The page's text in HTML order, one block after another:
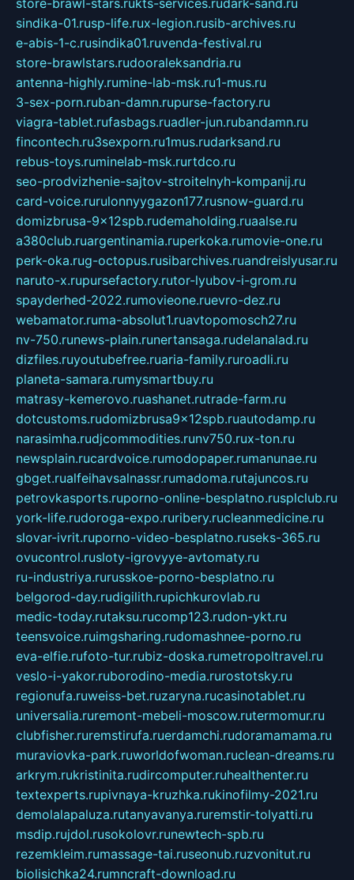
sindika-01.rusp-life.rux-legion.rusib-archives.ru
e-abis-1-c.rusindika01.ruvenda-festival.ru
store-brawlstars.rudooraleksandria.ru
antenna-highly.rumine-lab-msk.ru1-mus.ru
3-sex-porn.ruban-damn.rupurse-factory.ru
viagra-tablet.rufasbags.ruadler-jun.rubandamn.ru
fincontech.ru3sexporn.ru1mus.rudarksand.ru
rebus-toys.ruminelab-msk.rurtdco.ru
seo-prodvizhenie-sajtov-stroitelnyh-kompanij.ru
card-voice.rurulonnyygazon177.rusnow-guard.ru
domizbrusa-9x12spb.rudemaholding.ruaalse.ru
a380club.ruargentinamia.ruperkoka.rumovie-one.ru
perk-oka.rug-octopus.rusibarchives.ruandreislyusar.ru
naruto-x.rupursefactory.rutor-lyubov-i-grom.ru
spayderhed-2022.rumovieone.ruevro-dez.ru
webamator.ruma-absolut1.ruavtopomosch27.ru
nv-750.runews-plain.runertansaga.rudelanalad.ru
dizfiles.ruyoutubefree.ruaria-family.ruroadli.ru
planeta-samara.rumysmartbuy.ru
matrasy-kemerovo.ruashanet.rutrade-farm.ru
dotcustoms.rudomizbrusa9x12spb.ruautodamp.ru
narasimha.rudjcommodities.runv750.rux-ton.ru
newsplain.rucardvoice.rumodopaper.rumanunae.ru
gbget.rualfeihavsalnassr.rumadoma.rutajuncos.ru
petrovkasports.ruporno-online-besplatno.rusplclub.ru
york-life.rudoroga-expo.ruribery.rucleanmedicine.ru
slovar-ivrit.ruporno-video-besplatno.ruseks-365.ru
ovucontrol.rusloty-igrovyye-avtomaty.ru
ru-industriya.rurusskoe-porno-besplatno.ru
belgorod-day.rudigilith.rupichkurovlab.ru
medic-today.rutaksu.rucomp123.rudon-ykt.ru
teensvoice.ruimgsharing.rudomashnee-porno.ru
eva-elfie.rufoto-tur.rubiz-doska.rumetropoltravel.ru
veslo-i-yakor.ruborodino-media.rurostotsky.ru
regionufa.ruweiss-bet.ruzaryna.rucasinotablet.ru
universalia.ruremont-mebeli-moscow.rutermomur.ru
clubfisher.ruremstirufa.ruerdamchi.rudoramamama.ru
muraviovka-park.ruworldofwoman.ruclean-dreams.ru
arkrym.rukristinita.rudircomputer.ruhealthenter.ru
textexperts.rupivnaya-kruzhka.rukinofilmy-2021.ru
demolalapaluza.rutanyavanya.ruremstir-tolyatti.ru
msdip.rujdol.rusokolovr.runewtech-spb.ru
rezemkleim.rumassage-tai.ruseonub.ruzvonitut.ru
biolisichka24.rumncraft-download.ru